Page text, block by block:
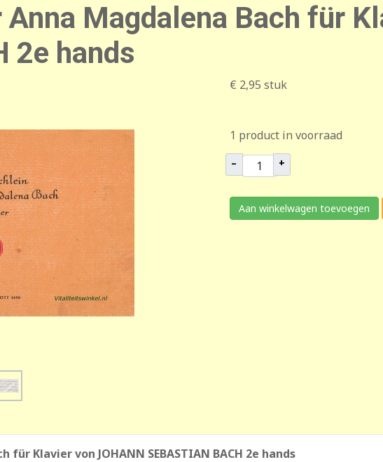
Magdalena Bach für
2e hands
€ 2,95 stuk
1 product in voorraad
– +
Aan winkelwagen toevoegen
Klavier von JOHANN SEBASTIAN BACH 2e hands